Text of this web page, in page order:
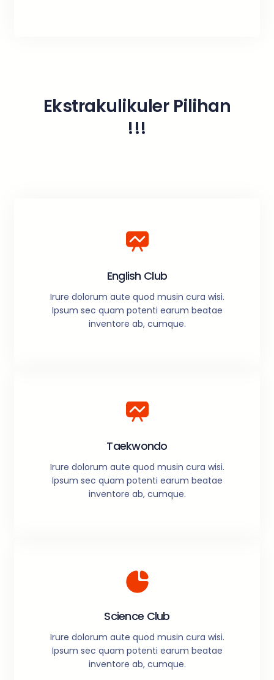
Ekstrakulikuler Pilihan
!!!
English Club
Irure dolorum aute quod musin cura wisi.
Ipsum sec quam potenti earum beatae
inventore ab, cumque.
Taekwondo
Irure dolorum aute quod musin cura wisi.
Ipsum sec quam potenti earum beatae
inventore ab, cumque.
Science Club
Irure dolorum aute quod musin cura wisi.
Ipsum sec quam potenti earum beatae
inventore ab, cumque.